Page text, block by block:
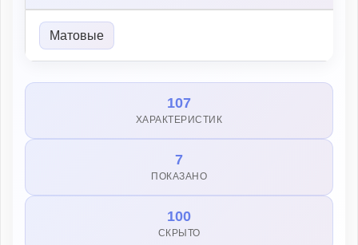
Матовые
107
ХАРАКТЕРИСТИК
7
ПОКАЗАНО
100
СКРЫТО